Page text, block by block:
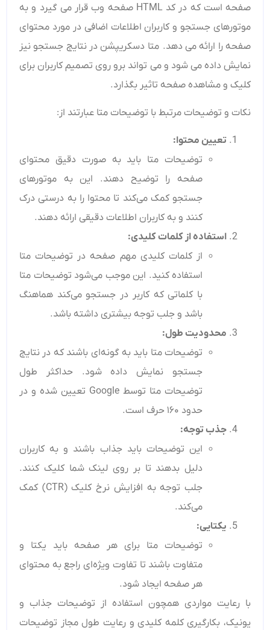
صفحه است که در کد HTML صفحه وب قرار می گیرد و به
موتورهای جستجو و کاربران اطلاعات اضافی در مورد محتوای
صفحه را ارائه می ‌دهد. متا دسکریپشن در نتایج جستجو نیز
نمایش داده می‌ شود و می ‌تواند برو روی تصمیم‌ کاربران برای
کلیک و مشاهده صفحه تاثیر بگذارد.
نکات و توضیحات مرتبط با توضیحات متا عبارتند از:
تعیین محتوا:
توضیحات متا باید به صورت دقیق محتوای
صفحه را توضیح دهند. این به موتورهای
جستجو کمک می‌کند تا محتوا را به درستی درک
کنند و به کاربران اطلاعات دقیقی ارائه دهند.
استفاده از کلمات کلیدی:
از کلمات کلیدی مهم صفحه در توضیحات متا
استفاده کنید. این موجب می‌شود توضیحات متا
با کلماتی که کاربر در جستجو می‌کند هماهنگ
باشد و جلب توجه بیشتری داشته باشد.
محدودیت طول:
توضیحات متا باید به گونه‌ای باشند که در نتایج
جستجو نمایش داده شود. حداکثر طول
توضیحات متا توسط Google تعیین شده و در
حدود ۱۶۰ حرف است.
جذب توجه:
این توضیحات باید جذاب باشند و به کاربران
دلیل بدهند تا بر روی لینک شما کلیک کنند.
جلب توجه به افزایش نرخ کلیک (CTR) کمک
می‌کند.
یکتایی:
توضیحات متا برای هر صفحه باید یکتا و
متفاوت باشند تا تفاوت ویژه‌ای راجع به محتوای
هر صفحه ایجاد شود.
با رعایت مواردی همچون استفاده از توضیحات جذاب و
یونیک، بکارگیری کلمه کلیدی و رعایت طول مجاز توضیحات